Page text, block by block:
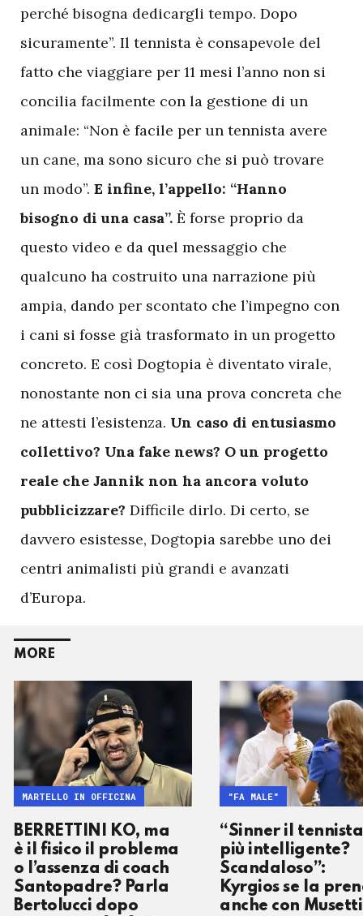
perché bisogna dedicargli tempo. Dopo
sicuramente”. Il tennista è consapevole del
fatto che viaggiare per 11 mesi l’anno non si
concilia facilmente con la gestione di un
animale: “Non è facile per un tennista avere
un cane, ma sono sicuro che si può trovare
un modo”. E infine, l’appello: “Hanno
bisogno di una casa”. È forse proprio da
questo video e da quel messaggio che
qualcuno ha costruito una narrazione più
ampia, dando per scontato che l’impegno con
i cani si fosse già trasformato in un progetto
concreto. E così Dogtopia è diventato virale,
nonostante non ci sia una prova concreta che
ne attesti l’esistenza. Un caso di entusiasmo
collettivo? Una fake news? O un progetto
reale che Jannik non ha ancora voluto
pubblicizzare? Difficile dirlo. Di certo, se
davvero esistesse, Dogtopia sarebbe uno dei
centri animalisti più grandi e avanzati
d’Europa.
MORE
BERRETTINI KO, ma
è il fisico il problema
o l’assenza di coach
Santopadre? Parla
Bertolucci dopo
MARTELLO IN OFFICINA
“Sinner il tennista
più intelligente?
Scandaloso”:
Kyrgios se la
anche con Musetti
"FA MALE"